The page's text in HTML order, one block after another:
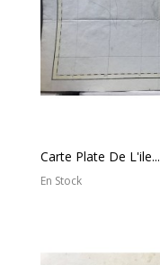
Carte Plate De L'ile...
En Stock